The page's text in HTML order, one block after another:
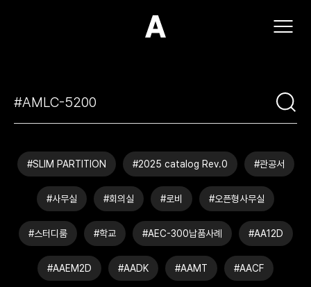
(주)아모스아인스가구
#SLIM PARTITION #2025 catalog Rev.0 #관공서
#사무실 #회의실 #로비 #오픈형사무실
#스터디룸 #학교 #AEC-300납품사례 #AA12D
#AAEM2D #AADK #AAMT #AACF